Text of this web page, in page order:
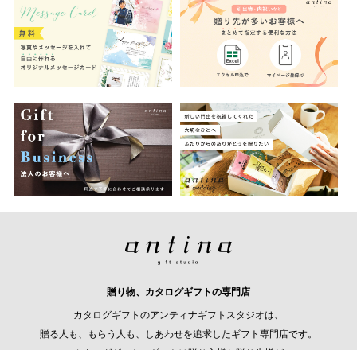
贈り物、カタログギフトの専門店
カタログギフトのアンティナギフトスタジオは、
贈る人も、もらう人も、しあわせを追求したギフト専門店です。